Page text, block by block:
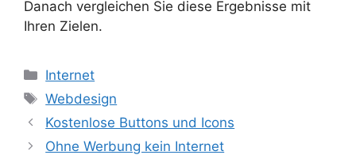
Danach vergleichen Sie diese Ergebnisse mit
Ihren Zielen.
Kategorien
Internet
Schlagwörter
Webdesign
Kostenlose Buttons und Icons
Ohne Werbung kein Internet